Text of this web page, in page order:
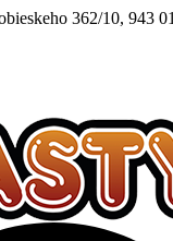
362/10, 943